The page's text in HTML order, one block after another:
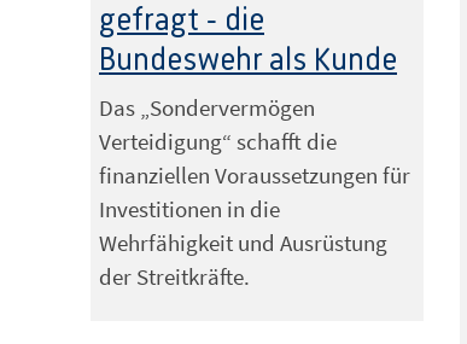
gefragt - die
Bundeswehr als Kunde
Das „Sondervermögen
Verteidigung“ schafft die
finanziellen Voraussetzungen für
Investitionen in die
Wehrfähigkeit und Ausrüstung
der Streitkräfte.